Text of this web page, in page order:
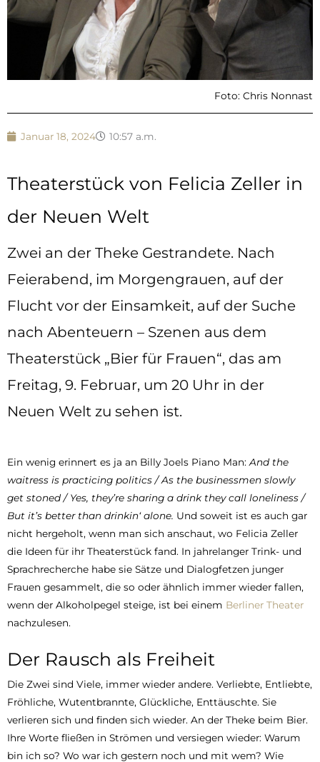
Foto: Chris Nonnast
Januar 18, 2024 10:57 a.m.
Theaterstück von Felicia Zeller in
der Neuen Welt
Zwei an der Theke Gestrandete. Nach
Feierabend, im Morgengrauen, auf der
Flucht vor der Einsamkeit, auf der Suche
nach Abenteuern – Szenen aus dem
Theaterstück „Bier für Frauen“, das am
Freitag, 9. Februar, um 20 Uhr in der
Neuen Welt zu sehen ist.
Ein wenig erinnert es ja an Billy Joels Piano Man: And the
waitress is practicing politics / As the businessmen slowly
get stoned / Yes, they’re sharing a drink they call loneliness /
But it’s better than drinkin‘ alone. Und soweit ist es auch gar
nicht hergeholt, wenn man sich anschaut, wo Felicia Zeller
die Ideen für ihr Theaterstück fand. In jahrelanger Trink- und
Sprachrecherche habe sie Sätze und Dialogfetzen junger
Frauen gesammelt, die so oder ähnlich immer wieder fallen,
wenn der Alkoholpegel steige, ist bei einem Berliner Theater
nachzulesen.
Der Rausch als Freiheit
Die Zwei sind Viele, immer wieder andere. Verliebte, Entliebte,
Fröhliche, Wutentbrannte, Glückliche, Enttäuschte. Sie
verlieren sich und finden sich wieder. An der Theke beim Bier.
Ihre Worte fließen in Strömen und versiegen wieder: Warum
bin ich so? Wo war ich gestern noch und mit wem? Wie